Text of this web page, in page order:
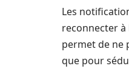
Les
reconnecter
permet de ne
que pour